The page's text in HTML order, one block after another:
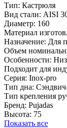
Тип: Кастрюля
Вид стали: AISI
Диаметр: 160
Материал
Назначение: Для
Объем
Особенности:
Подходит для
Серия: Inox-pro
Тип дна:
Тип крепления
Бренд: Pujadas
Высота: 75
Показать все